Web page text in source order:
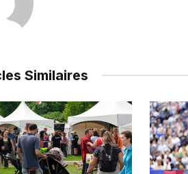
Similaires